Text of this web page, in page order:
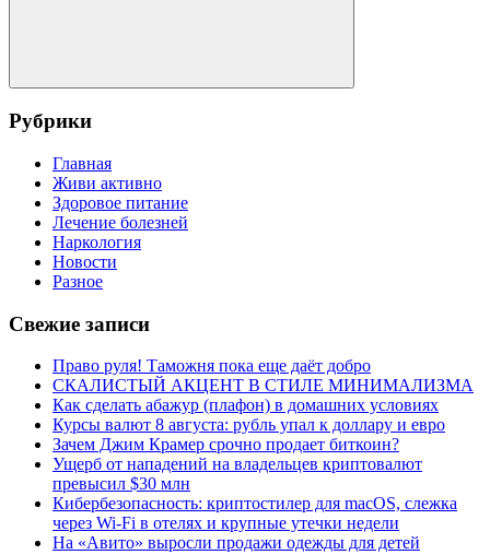
Поиск
Рубрики
Главная
Живи активно
Здоровое питание
Лечение болезней
Наркология
Новости
Разное
Свежие записи
Право руля! Таможня пока еще даёт добро
СКАЛИСТЫЙ АКЦЕНТ В СТИЛЕ МИНИМАЛИЗМА
Как сделать абажур (плафон) в домашних условиях
Курсы валют 8 августа: рубль упал к доллару и евро
Зачем Джим Крамер срочно продает биткоин?
Ущерб от нападений на владельцев криптовалют
превысил $30 млн
Кибербезопасность: криптостилер для macOS, слежка
через Wi-Fi в отелях и крупные утечки недели
На «Авито» выросли продажи одежды для детей